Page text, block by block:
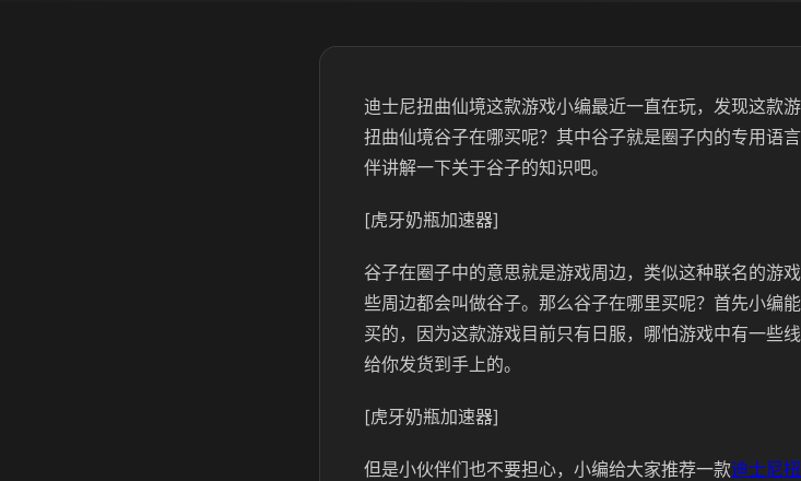
迪士尼扭曲仙境这款游戏小编最近一直在玩，发现这款
扭曲仙境谷子在哪买呢？其中谷子就是圈子内的专用语
伴讲解一下关于谷子的知识吧。
[虎牙奶瓶加速器]
谷子在圈子中的意思就是游戏周边，类似这种联名的游
些周边都会叫做谷子。那么谷子在哪里买呢？首先小编
买的，因为这款游戏目前只有日服，哪怕游戏中有一些
给你发货到手上的。
[虎牙奶瓶加速器]
但是小伙伴们也不要担心，小编给大家推荐一款迪士尼